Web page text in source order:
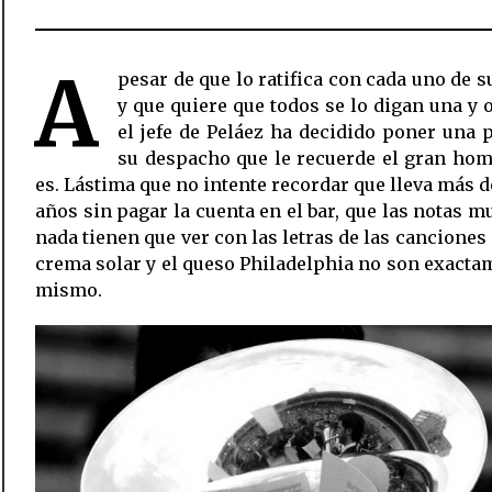
A
pesar de que lo ratifica con cada uno de
y que quiere que todos se lo digan una y
el jefe de Peláez ha decidido poner una
su despacho que le recuerde el gran
es. Lástima que no intente recordar que lleva más
años sin pagar la cuenta en el bar, que las notas
nada tienen que ver con las letras de las canciones
crema solar y el queso Philadelphia no son
mismo.